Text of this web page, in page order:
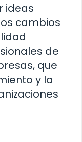
ideas
cambios
de
que
y la